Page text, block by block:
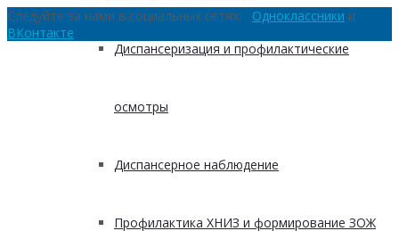
Диспансеризация и профилактические
осмотры
Диспансерное наблюдение
Профилактика ХНИЗ и формирование ЗОЖ
Следуйте за нами в социальных сетях: Одноклассники и
ВКонтакте